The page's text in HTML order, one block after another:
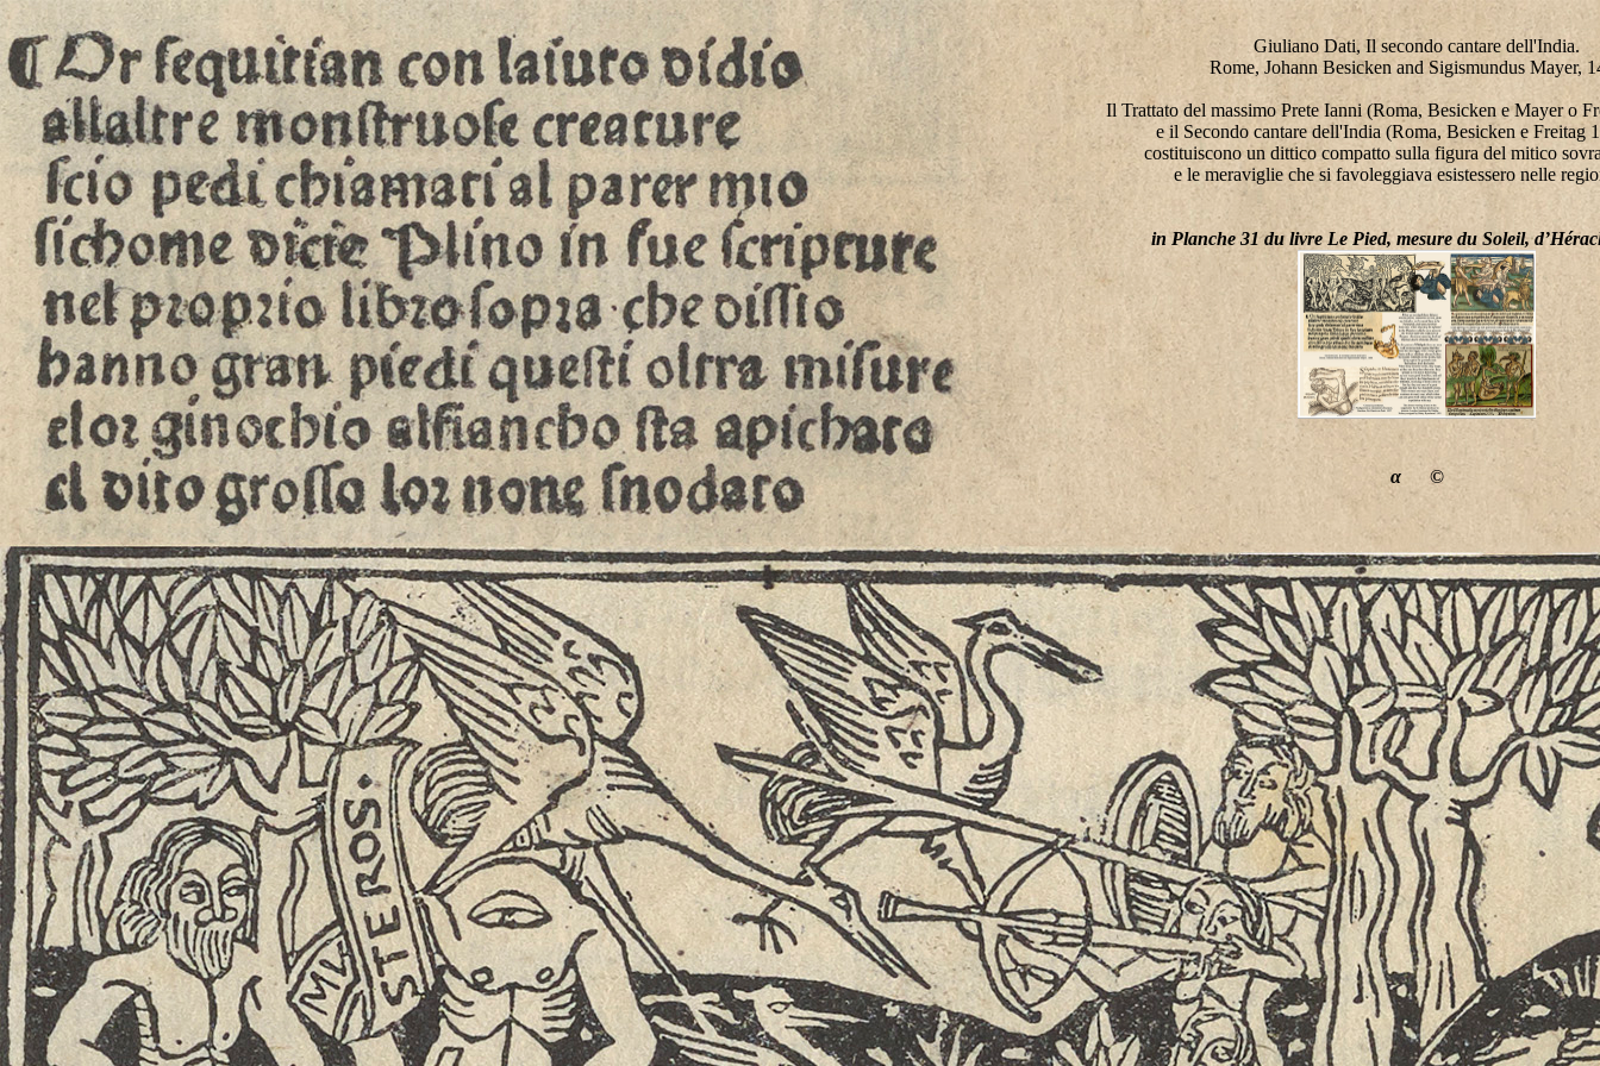
Giuliano Dati, Il secondo cantare dell'India.
Rome, Johann Besicken and Sigismundus Mayer,
Il Trattato del massimo Prete Ianni (Roma, Besicken e Mayer o
e il Secondo cantare dell'India (Roma, Besicken e Freitag
costituiscono un dittico compatto sulla figura del mitico
e le meraviglie che si favoleggiava esistessero nelle
in Planche 31 du livre Le Pied, mesure du Soleil,
α ©